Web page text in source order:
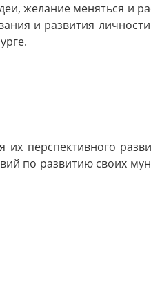
желание меняться и
и развития
перспективного
по развитию своих